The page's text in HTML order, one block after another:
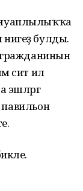
булды.
гражданинын
сит ил
павильон